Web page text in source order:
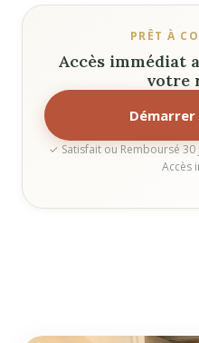
PRÊT À
Accès immédiat
votre
✓ Satisfait ou Remboursé 30
Accès